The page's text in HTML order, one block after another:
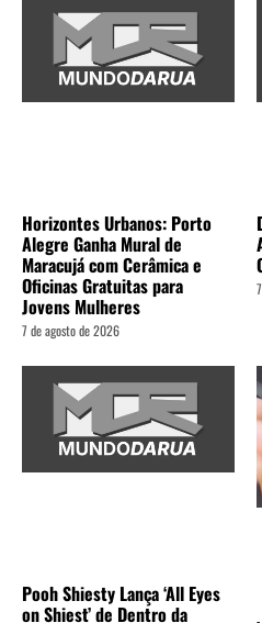
Horizontes Urbanos: Porto
Alegre Ganha Mural de
Maracujá com Cerâmica e
Oficinas Gratuitas para
Jovens Mulheres
7 de agosto de 2026
Pooh Shiesty Lança ‘All Eyes
on Shiest’ de Dentro da